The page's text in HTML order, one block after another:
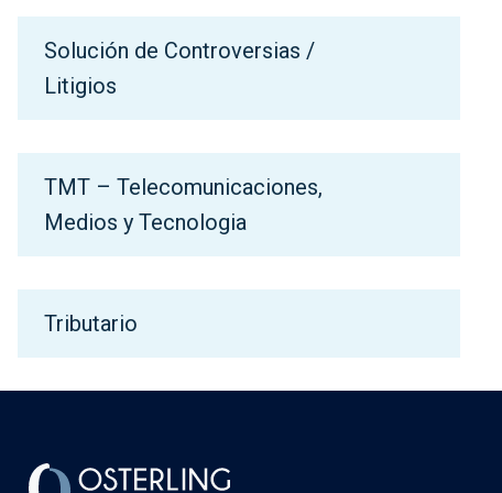
Solución de Controversias /
Litigios
TMT – Telecomunicaciones,
Medios y Tecnologia
Tributario